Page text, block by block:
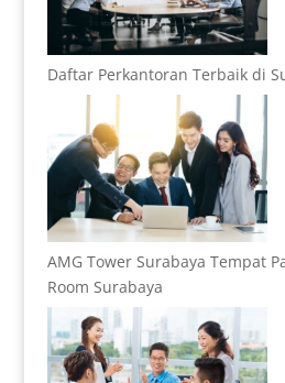
Daftar Perkantoran Terbaik di
AMG Tower Surabaya Tempat
Room Surabaya